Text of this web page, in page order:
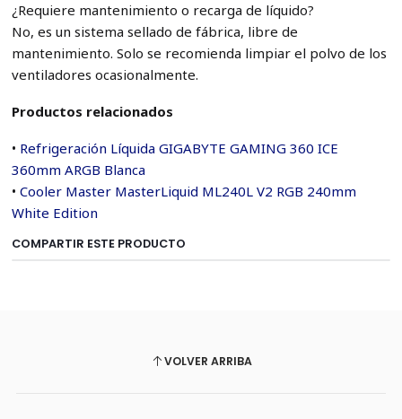
¿Requiere mantenimiento o recarga de líquido?
No, es un sistema sellado de fábrica, libre de
mantenimiento. Solo se recomienda limpiar el polvo de los
ventiladores ocasionalmente.
Productos relacionados
• Refrigeración Líquida GIGABYTE GAMING 360 ICE
360mm ARGB Blanca
• Cooler Master MasterLiquid ML240L V2 RGB 240mm
White Edition
COMPARTIR ESTE PRODUCTO
VOLVER ARRIBA